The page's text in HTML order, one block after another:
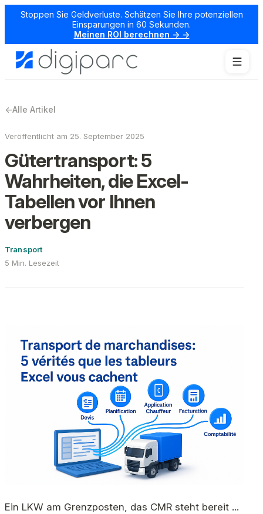
Stoppen Sie Geldverluste. Schätzen Sie Ihre potenziellen
Einsparungen in 60 Sekunden.
Meinen ROI berechnen → →
←Alle Artikel
Veröffentlicht am 25. September 2025
Gütertransport: 5
Wahrheiten, die Excel-
Tabellen vor Ihnen
verbergen
Transport
5 Min. Lesezeit
Ein LKW am Grenzposten, das CMR steht bereit ...